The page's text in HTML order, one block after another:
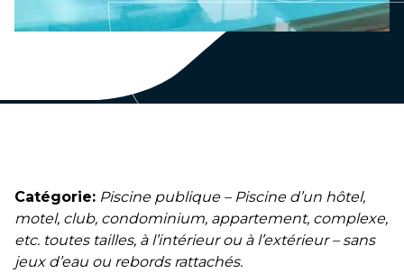
Catégorie: Piscine publique – Piscine d’un hôtel,
motel, club, condominium, appartement, complexe,
etc. toutes tailles, à l’intérieur ou à l’extérieur – sans
jeux d’eau ou rebords rattachés.